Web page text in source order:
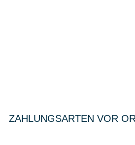
ZAHLUNGSARTEN VOR